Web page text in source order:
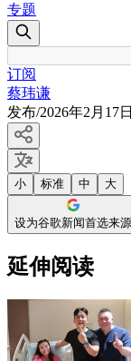
专题
订阅
蔡玮谦
发布/2026年2月17
小 标准 中 大
设为谷歌新闻首选来源
延伸阅读